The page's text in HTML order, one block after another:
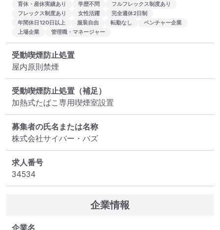
育休・産休実績あり 学歴不問
フルフレックス制度あり
フレックス制度あり
女性活躍
完全週休2日制
年間休日120日以上
服装自由 転勤なし
ベンチャー企業
上場企業
管理職・マネージャー
受動喫煙防止処置
屋内原則禁煙
受動喫煙防止処置（補足）
加熱式たばこ専用喫煙室設置
募集者の氏名または名称
株式会社サイバー・バズ
求人番号
34534
企業情報
企業名